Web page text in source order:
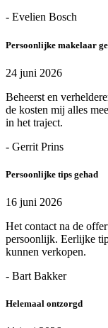
- Evelien Bosch
Persoonlijke makelaar
24 juni 2026
Beheerst en
de kosten mij alles
in het traject.
- Gerrit Prins
Persoonlijke tips gehad
16 juni 2026
Het contact na de
persoonlijk. Eerlijke
kunnen verkopen.
- Bart Bakker
Helemaal ontzorgd